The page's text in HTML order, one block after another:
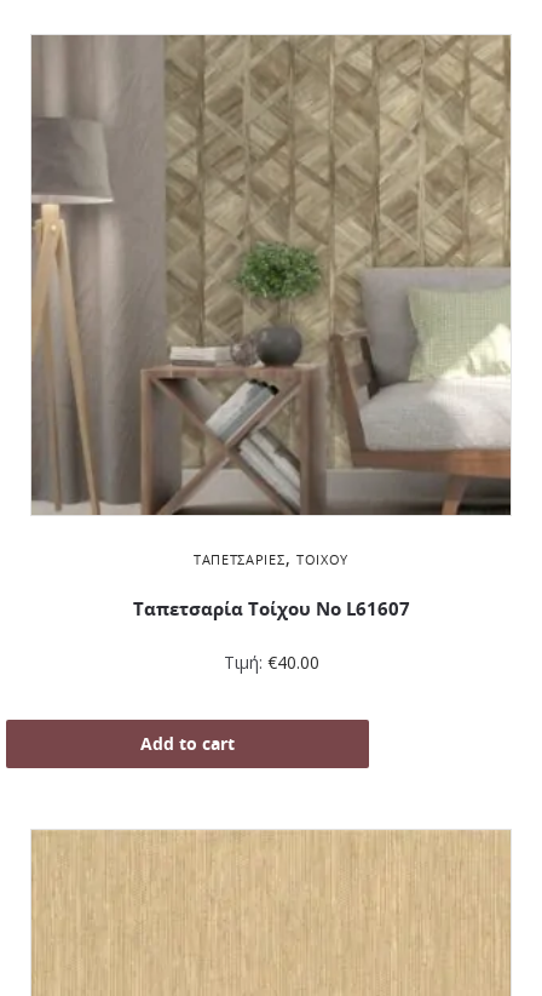
ΤΑΠΕΤΣΑΡΊΕΣ, ΤΟΊΧΟΥ
Ταπετσαρία Τοίχου Νο L61607
Τιμή: €40.00
Add to cart